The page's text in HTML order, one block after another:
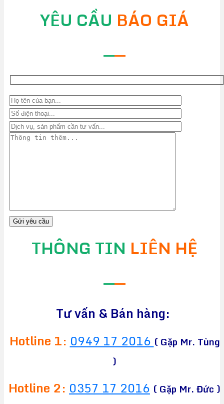
YÊU CẦU BÁO GIÁ
——
THÔNG TIN LIÊN HỆ
——
Tư vấn & Bán hàng:
Hotline 1: 0949 17 2016 ( Gặp Mr. Tùng
)
Hotline 2: 0357 17 2016 ( Gặp Mr. Đức )